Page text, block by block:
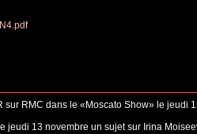
RMC dans le «Moscato Show» le jeudi
jeudi 13 novembre un sujet sur Irina